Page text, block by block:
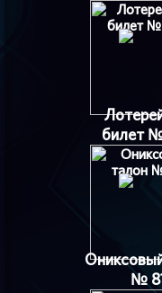
билет
№